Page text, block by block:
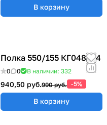
В корзину
Полка 550/155 КГ048824
0 0 В наличии: 332
940,50 руб.990 руб. -5%
В корзину